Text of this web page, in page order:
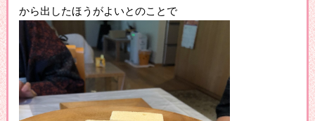
から出したほうがよいとのことで